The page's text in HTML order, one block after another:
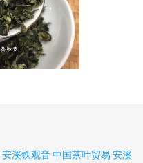
安溪铁观音中国茶叶贸易 安溪